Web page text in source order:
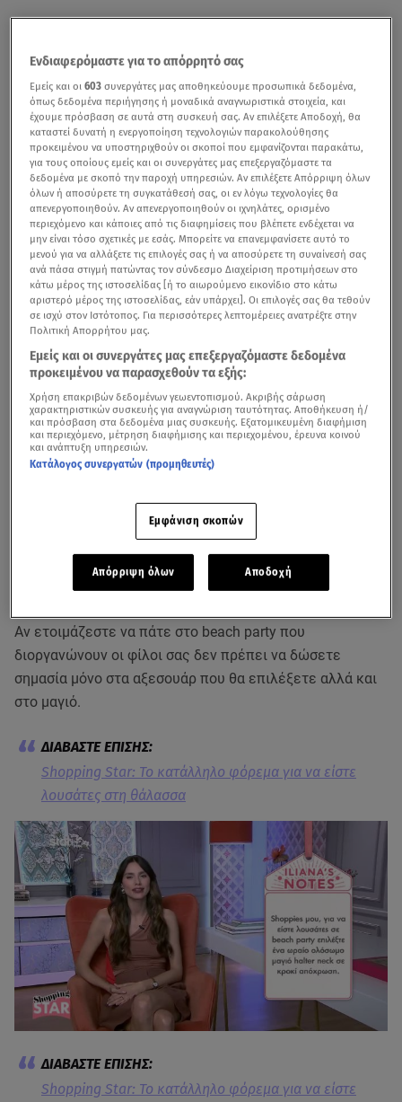
Αν ετοιμάζεστε να πάτε στο beach party που
διοργανώνουν οι φίλοι σας δεν πρέπει να δώσετε
σημασία μόνο στα αξεσουάρ που θα επιλέξετε αλλά και
στο μαγιό.
Shopping Star: Το κατάλληλο φόρεμα για να είστε
λουσάτες στη θάλασσα
Shopping Star: Το κατάλληλο φόρεμα για να είστε
Ενδιαφερόμαστε για το απόρρητό σας
Εμείς και οι603 συνεργάτες μας αποθηκεύουμε προσωπικά δεδομένα,
όπως δεδομένα περιήγησης ή μοναδικά αναγνωριστικά στοιχεία, και
έχουμε πρόσβαση σε αυτά στη συσκευή σας. Αν επιλέξετε Αποδοχή, θα
καταστεί δυνατή η ενεργοποίηση τεχνολογιών παρακολούθησης
προκειμένου να υποστηριχθούν οι σκοποί που εμφανίζονται παρακάτω,
για τους οποίους εμείς και οι συνεργάτες μας επεξεργαζόμαστε τα
δεδομένα με σκοπό την παροχή υπηρεσιών. Αν επιλέξετε Απόρριψη όλων
όλων ή αποσύρετε τη συγκατάθεσή σας, οι εν λόγω τεχνολογίες θα
απενεργοποιηθούν. Αν απενεργοποιηθούν οι ιχνηλάτες, ορισμένο
περιεχόμενο και κάποιες από τις διαφημίσεις που βλέπετε ενδέχεται να
μην είναι τόσο σχετικές με εσάς. Μπορείτε να επανεμφανίσετε αυτό το
μενού για να αλλάξετε τις επιλογές σας ή να αποσύρετε τη συναίνεσή σας
ανά πάσα στιγμή πατώντας τον σύνδεσμο Διαχείριση προτιμήσεων στο
κάτω μέρος της ιστοσελίδας [ή το αιωρούμενο εικονίδιο στο κάτω
αριστερό μέρος της ιστοσελίδας, εάν υπάρχει]. Οι επιλογές σας θα τεθούν
σε ισχύ στον Ιστότοπος. Για περισσότερες λεπτομέρειες ανατρέξτε στην
Πολιτική Απορρήτου μας.
Εμείς και οι συνεργάτες μας επεξεργαζόμαστε δεδομένα
προκειμένου να παρασχεθούν τα εξής:
Χρήση επακριβών δεδομένων γεωεντοπισμού. Ακριβής σάρωση
χαρακτηριστικών συσκευής για αναγνώριση ταυτότητας. Αποθήκευση ή/
και πρόσβαση στα δεδομένα μιας συσκευής. Εξατομικευμένη διαφήμιση
και περιεχόμενο, μέτρηση διαφήμισης και περιεχομένου, έρευνα κοινού
και ανάπτυξη υπηρεσιών.
Κατάλογος συνεργατών (προμηθευτές)
Εμφάνιση σκοπών
Απόρριψη όλων Αποδοχή